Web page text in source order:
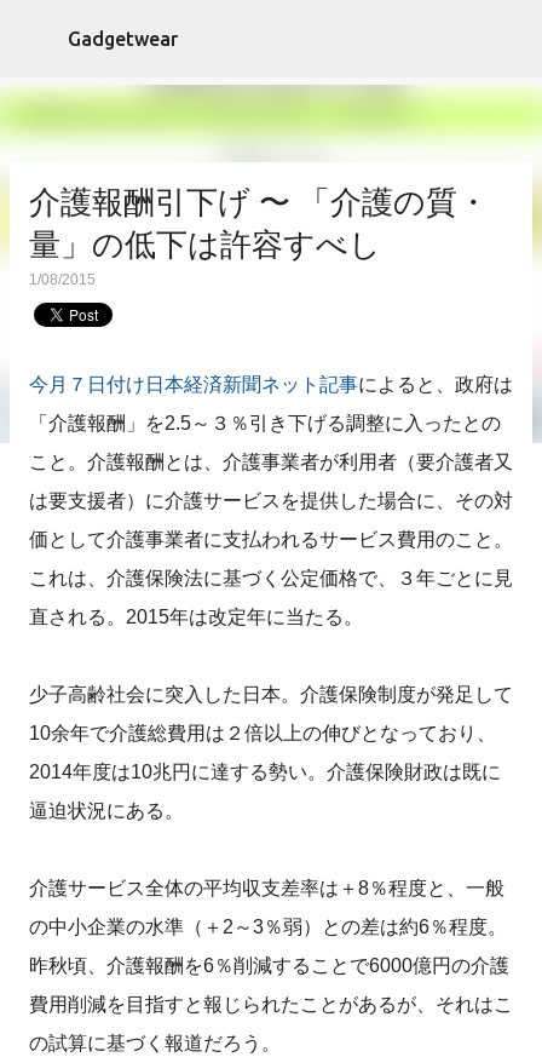
スキップしてメイン コンテンツに移動
Gadgetwear
介護報酬引下げ 〜 「介護の質・
量」の低下は許容すべし
1/08/2015
今月７日付け日本経済新聞ネット記事によると、政府は
「介護報酬」を2.5～３％引き下げる調整に入ったとの
こと。介護報酬とは、介護事業者が利用者（要介護者又
は要支援者）に介護サービスを提供した場合に、その対
価として介護事業者に支払われるサービス費用のこと。
これは、介護保険法に基づく公定価格で、３年ごとに見
直される。2015年は改定年に当たる。
少子高齢社会に突入した日本。介護保険制度が発足して
10余年で介護総費用は２倍以上の伸びとなっており、
2014年度は10兆円に達する勢い。介護保険財政は既に
逼迫状況にある。
介護サービス全体の平均収支差率は＋8％程度と、一般
の中小企業の水準（＋2～3％弱）との差は約6％程度。
昨秋頃、介護報酬を6％削減することで6000億円の介護
費用削減を目指すと報じられたことがあるが、それはこ
の試算に基づく報道だろう。